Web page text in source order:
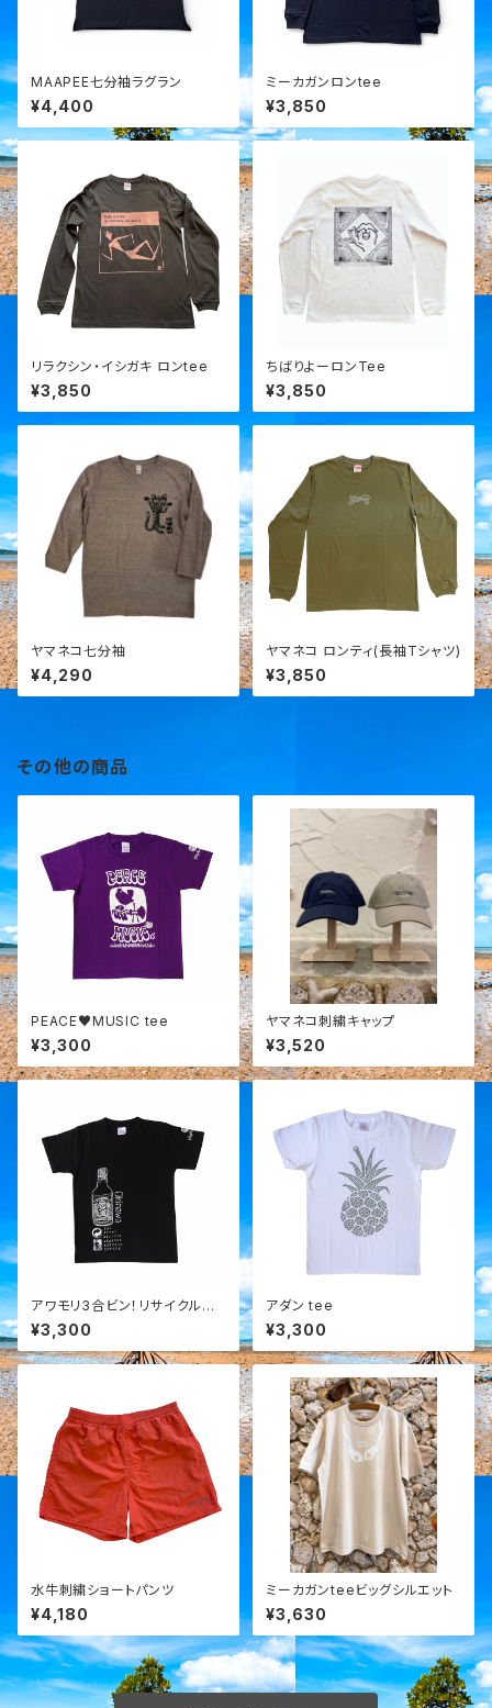
MAAPEE七分袖ラグラン
¥4,400
ミーカガンロンtee
¥3,850
リラクシン・イシガキ ロンtee
¥3,850
ちばりよーロンTee
¥3,850
ヤマネコ七分袖
¥4,290
ヤマネコ ロンティ(長袖Tシャツ)
¥3,850
その他の商品
PEACE♥MUSIC tee
¥3,300
ヤマネコ刺繍キャップ
¥3,520
アワモリ3合ビン！リサイクルボ
トル tee
¥3,300
アダン tee
¥3,300
水牛刺繍ショートパンツ
¥4,180
ミーカガンteeビッグシルエット
¥3,630